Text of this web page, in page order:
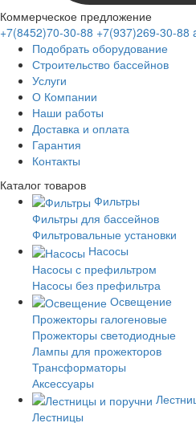
Коммерческое предложение
+7(8452)70-30-88 +7(937)269-30-88
Подобрать оборудование
Строительство бассейнов
Услуги
О Компании
Наши работы
Доставка и оплата
Гарантия
Контакты
Каталог товаров
Фильтры
Фильтры для бассейнов
Фильтровальные установки
Насосы
Насосы с префильтром
Насосы без префильтра
Освещение
Прожекторы галогеновые
Прожекторы светодиодные
Лампы для прожекторов
Трансформаторы
Аксессуары
Лестницы